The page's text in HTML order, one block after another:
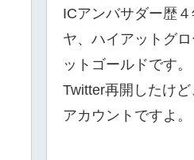
ICアンバサダー歴
ヤ、ハイアットグ
ットゴールドです。
Twitter再開したけ
アカウントですよ。